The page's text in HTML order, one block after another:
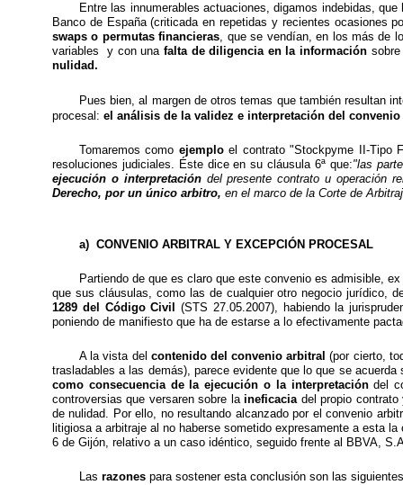
Entre las innumerables actuaciones, digamos indebidas,
Banco de España (criticada en repetidas y recientes ocasiones
swaps o permutas financieras, que se vendían, en los más de
variables
y con unafalta de diligencia en la información
nulidad.
Pues bien, al margen de otros temas que también resultan
procesal: el análisis de la validez e interpretación del
Tomaremos como ejemploel contrato "Stockpyme
-Tipo
resoluciones judiciales. Éste dice en su cláusula 6ª que:"las
ejecución o interpretacióndel presente contrato u operación
Derecho, por un único arbitro, en el marco de la Corte de
a) CONVENIO ARBITRAL Y EXCEPCIÓN PROCESAL
Partiendo de que es claro que este convenio es admisible,
que sus cláusulas, como las de cualquier otro negocio jurídico,
1289 del Código Civil
(STS 27.05.2007), habiendo la
poniendo de manifiesto que ha de estarse a lo efectivamente
A la vista del contenido del convenio arbitral(por cierto,
trasladables a las demás), parece evidente que lo que se
como consecuencia de la ejecución o la interpretacióndel
controversias que versaren sobre laineficacia delpropio
de nulidad. Por ello, no resultando alcanzado por el convenio
litigiosa a arbitraje al no haberse sometido expresamente a esta
6 de Gijón, relativo a un caso idéntico, seguido frente al BBVA,
Las razones para sostener esta conclusión son las